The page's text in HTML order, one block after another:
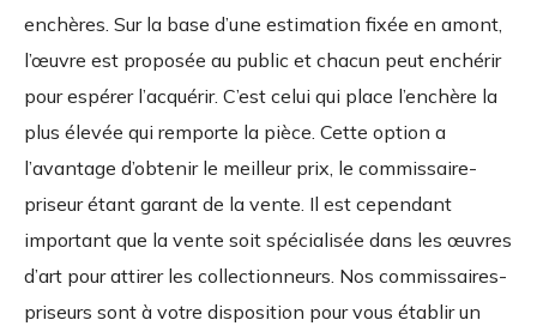
enchères. Sur la base d’une estimation fixée en amont,
l’œuvre est proposée au public et chacun peut enchérir
pour espérer l’acquérir. C’est celui qui place l’enchère la
plus élevée qui remporte la pièce. Cette option a
l’avantage d’obtenir le meilleur prix, le commissaire-
priseur étant garant de la vente. Il est cependant
important que la vente soit spécialisée dans les œuvres
d’art pour attirer les collectionneurs. Nos commissaires-
priseurs sont à votre disposition pour vous établir un